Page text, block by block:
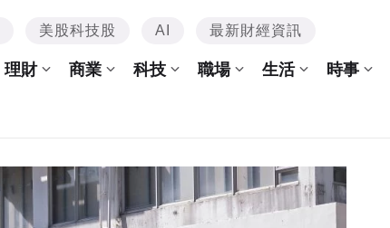
美股科技股 AI 最新財經資訊
理財 商業 科技 職場 生活 時事